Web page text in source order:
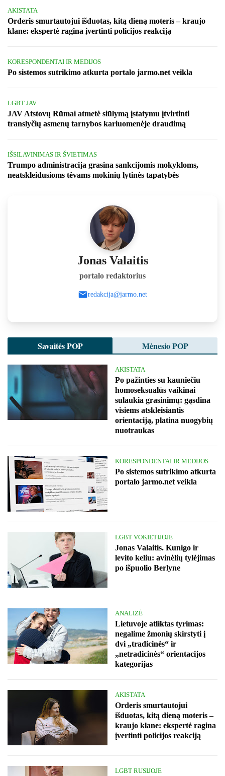
AKISTATA
Orderis smurtautojui išduotas, kitą dieną moteris – kraujo
klane: ekspertė ragina įvertinti policijos reakciją
KORESPONDENTAI IR MEDIJOS
Po sistemos sutrikimo atkurta portalo jarmo.net veikla
LGBT JAV
JAV Atstovų Rūmai atmetė siūlymą įstatymu įtvirtinti
translyčių asmenų tarnybos kariuomenėje draudimą
IŠSILAVINIMAS IR ŠVIETIMAS
Trumpo administracija grasina sankcijomis mokykloms,
neatskleidusioms tėvams mokinių lytinės tapatybės
Jonas Valaitis
portalo redaktorius
redakcija@jarmo.net
Savaitės POP Mėnesio POP
AKISTATA
Po pažinties su kauniečiu
homoseksualūs vaikinai
sulaukia grasinimų: gąsdina
visiems atskleisiantis
orientaciją, platina nuogybių
nuotraukas
KORESPONDENTAI IR MEDIJOS
Po sistemos sutrikimo atkurta
portalo jarmo.net veikla
LGBT VOKIETIJOJE
Jonas Valaitis. Kunigo ir
levito keliu: avinėlių tylėjimas
po išpuolio Berlyne
ANALIZĖ
Lietuvoje atliktas tyrimas:
negalime žmonių skirstyti į
dvi „tradicinės“ ir
„netradicinės“ orientacijos
kategorijas
AKISTATA
Orderis smurtautojui
išduotas, kitą dieną moteris –
kraujo klane: ekspertė ragina
įvertinti policijos reakciją
LGBT RUSIJOJE